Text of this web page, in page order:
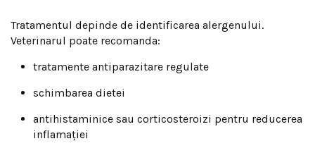
Tratamentul depinde de identificarea alergenului.
Veterinarul poate recomanda:
tratamente antiparazitare regulate
schimbarea dietei
antihistaminice sau corticosteroizi pentru reducerea
inflamației